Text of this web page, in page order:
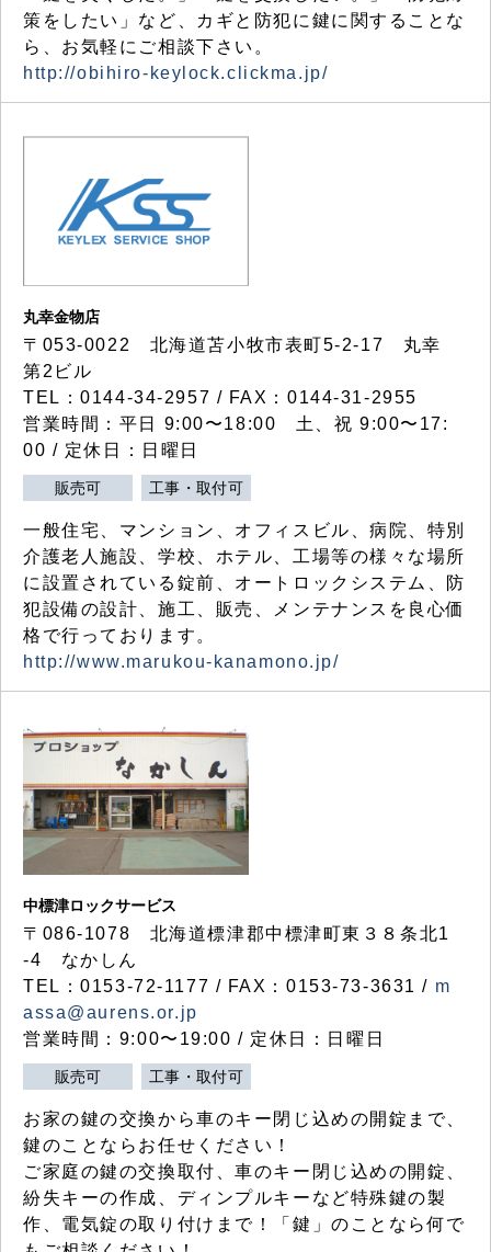
策をしたい」など、カギと防犯に鍵に関することな
ら、お気軽にご相談下さい。
http://obihiro-keylock.clickma.jp/
丸幸金物店
〒053-0022 北海道苫小牧市表町5-2-17 丸幸
第2ビル
TEL：0144-34-2957 / FAX：0144-31-2955
営業時間：平日 9:00〜18:00 土、祝 9:00〜17:
00 / 定休日：日曜日
販売可 工事・取付可
一般住宅、マンション、オフィスビル、病院、特別
介護老人施設、学校、ホテル、工場等の様々な場所
に設置されている錠前、オートロックシステム、防
犯設備の設計、施工、販売、メンテナンスを良心価
格で行っております。
http://www.marukou-kanamono.jp/
中標津ロックサービス
〒086-1078 北海道標津郡中標津町東３８条北1
-4 なかしん
TEL：0153-72-1177 / FAX：0153-73-3631 / m
assa@aurens.or.jp
営業時間：9:00〜19:00 / 定休日：日曜日
販売可 工事・取付可
お家の鍵の交換から車のキー閉じ込めの開錠まで、
鍵のことならお任せください！
ご家庭の鍵の交換取付、車のキー閉じ込めの開錠、
紛失キーの作成、ディンプルキーなど特殊鍵の製
作、電気錠の取り付けまで！「鍵」のことなら何で